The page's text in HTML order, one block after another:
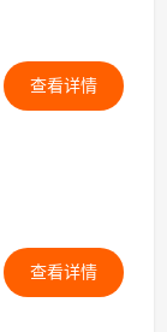
查看详情
查看详情